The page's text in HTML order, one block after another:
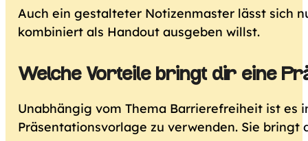
Auch ein gestalteter Notizenmaster lässt sich
kombiniert als Handout ausgeben willst.
Welche Vorteile bringt dir eine
Unabhängig vom Thema Barrierefreiheit ist
Präsentationsvorlage zu verwenden. Sie bringt